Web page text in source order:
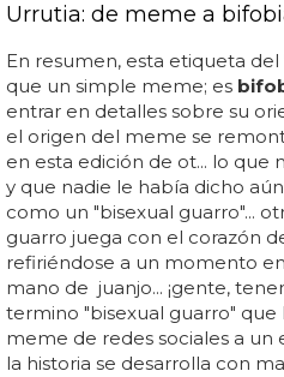
Urrutia: de meme a
En resumen, esta etiqueta
que un simple meme; es
entrar en detalles sobre su
el origen del meme se
en esta edición de ot... lo que
y que nadie le había dicho
como un "bisexual guarro"...
guarro juega con el corazón
refiriéndose a un momento
mano de juanjo... ¡gente,
termino "bisexual guarro" que
meme de redes sociales a un
la historia se desarrolla con